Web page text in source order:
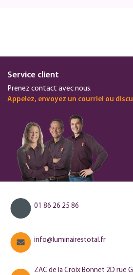
Service client
Prenez contact avec nous.
Appelez, envoyez un courriel ou
01 86 26 25 86
info@luminairestotal.fr
ZAC de la Croix Bonnet 2D rue